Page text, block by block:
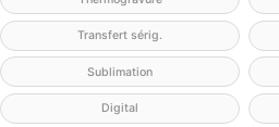
Transfert sérig.
Sublimation
Digital